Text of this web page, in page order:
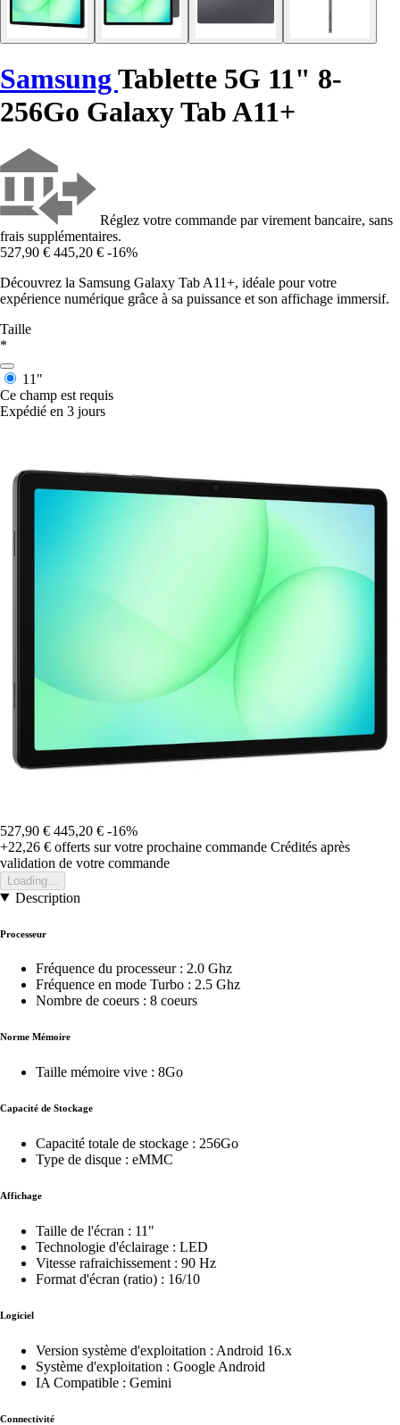
Samsung Tablette 5G 11" 8-
256Go Galaxy Tab A11+
Réglez votre commande par virement bancaire, sans
frais supplémentaires.
527,90 € 445,20 € -16%
Découvrez la Samsung Galaxy Tab A11+, idéale pour votre
expérience numérique grâce à sa puissance et son affichage immersif.
Taille
*
11"
Ce champ est requis
Expédié en 3 jours
527,90 € 445,20 € -16%
+22,26 € offerts sur votre prochaine commande Crédités après
validation de votre commande
Loading...
Description
Processeur
Fréquence du processeur : 2.0 Ghz
Fréquence en mode Turbo : 2.5 Ghz
Nombre de coeurs : 8 coeurs
Norme Mémoire
Taille mémoire vive : 8Go
Capacité de Stockage
Capacité totale de stockage : 256Go
Type de disque : eMMC
Affichage
Taille de l'écran : 11"
Technologie d'éclairage : LED
Vitesse rafraichissement : 90 Hz
Format d'écran (ratio) : 16/10
Logiciel
Version système d'exploitation : Android 16.x
Système d'exploitation : Google Android
IA Compatible : Gemini
Connectivité